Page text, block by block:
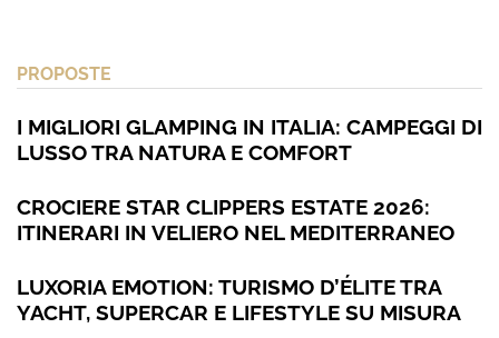
PROPOSTE
I MIGLIORI GLAMPING IN ITALIA: CAMPEGGI DI
LUSSO TRA NATURA E COMFORT
CROCIERE STAR CLIPPERS ESTATE 2026:
ITINERARI IN VELIERO NEL MEDITERRANEO
LUXORIA EMOTION: TURISMO D’ÉLITE TRA
YACHT, SUPERCAR E LIFESTYLE SU MISURA